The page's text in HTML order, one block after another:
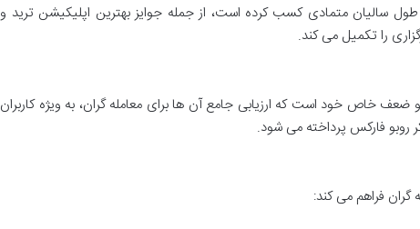
سالیان متمادی کسب کرده است، از جمله جوایز بهترین اپلیکیشن ترید و
را تکمیل می کند.
ضعف خاص خود است که ارزیابی جامع آن ها برای معامله گران، به ویژه کاربران
روبو فارکس پرداخته می شود.
فراهم می کند: